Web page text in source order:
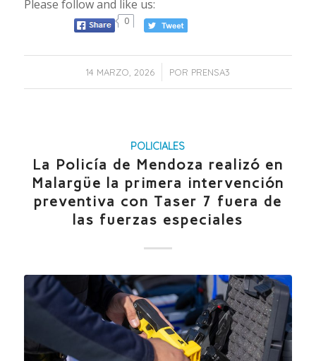
Please follow and like us:
0
14 MARZO, 2026
/ POR PRENSA3
POLICIALES
La Policía de Mendoza realizó en
Malargüe la primera intervención
preventiva con Taser 7 fuera de
las fuerzas especiales